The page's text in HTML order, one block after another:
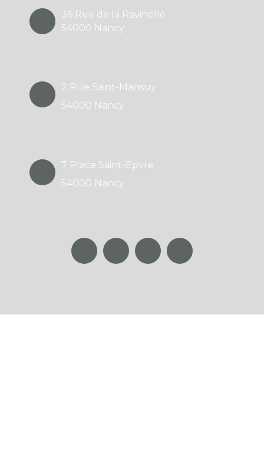
36 Rue de la Ravinelle
54000 Nancy
2 Rue Saint-Mansuy
54000 Nancy
7 Place Saint-Epvre
54000 Nancy